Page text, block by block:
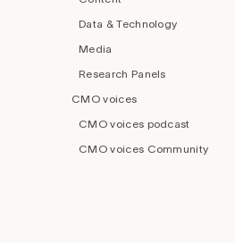
Data & Technology
Media
Research Panels
CMO voices
CMO voices podcast
CMO voices Community